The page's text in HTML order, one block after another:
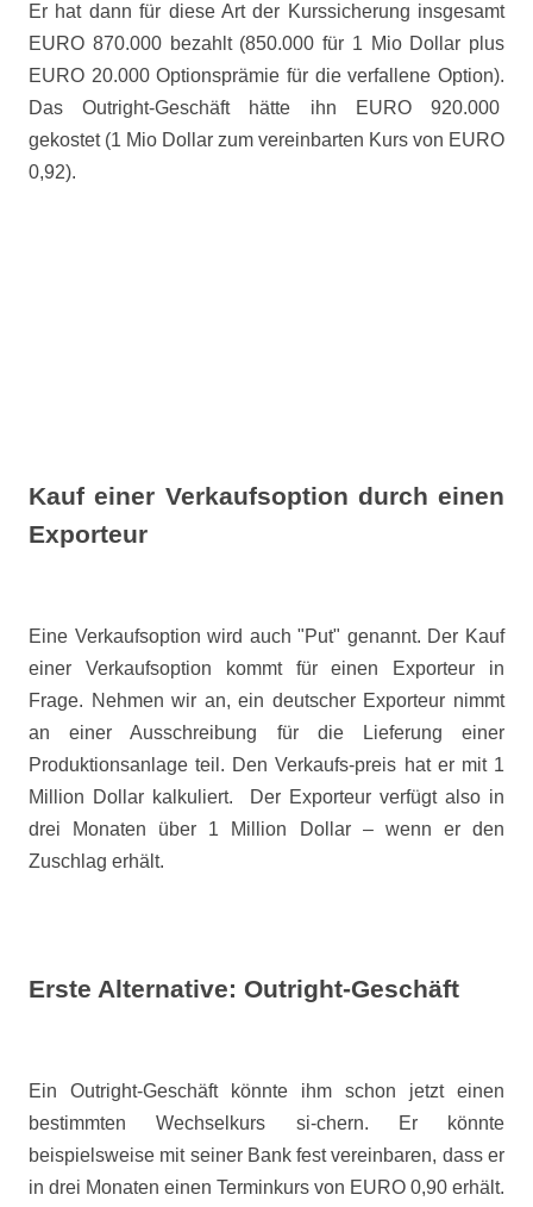
Er hat dann für diese Art der Kurssicherung insgesamt
EURO 870.000 bezahlt (850.000 für 1 Mio Dollar plus
EURO 20.000 Optionsprämie für die verfallene Option).
Das Outright-Geschäft hätte ihn EURO 920.000
gekostet (1 Mio Dollar zum vereinbarten Kurs von EURO
0,92).
Kauf einer Verkaufsoption durch einen
Exporteur
Eine Verkaufsoption wird auch "Put" genannt. Der Kauf
einer Verkaufsoption kommt für einen Exporteur in
Frage. Nehmen wir an, ein deutscher Exporteur nimmt
an einer Ausschreibung für die Lieferung einer
Produktionsanlage teil. Den Verkaufs-preis hat er mit 1
Million Dollar kalkuliert.
Der Exporteur verfügt also in
drei Monaten über 1 Million Dollar – wenn er den
Zuschlag erhält.
Erste Alternative: Outright-Geschäft
Ein Outright-Geschäft könnte ihm schon jetzt einen
bestimmten Wechselkurs si-chern. Er könnte
beispielsweise mit seiner Bank fest vereinbaren, dass er
in drei Monaten einen Terminkurs von EURO 0,90 erhält.